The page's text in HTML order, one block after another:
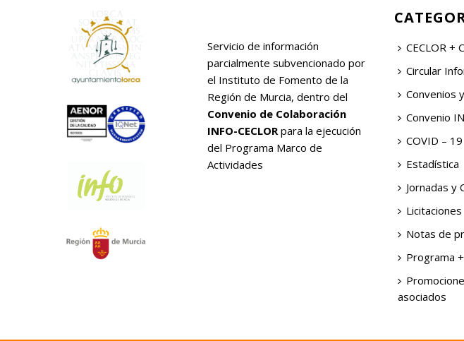
Servicio de información
parcialmente subvencionado por
el Instituto de Fomento de la
Región de Murcia, dentro del
Convenio de Colaboración
INFO-CECLOR para la ejecución
del Programa Marco de
Actividades
CECLOR +
Circular
Convenios
Convenio
COVID – 19
Estadística
Jornadas y
Licitaciones
Notas de
Programa
asociados